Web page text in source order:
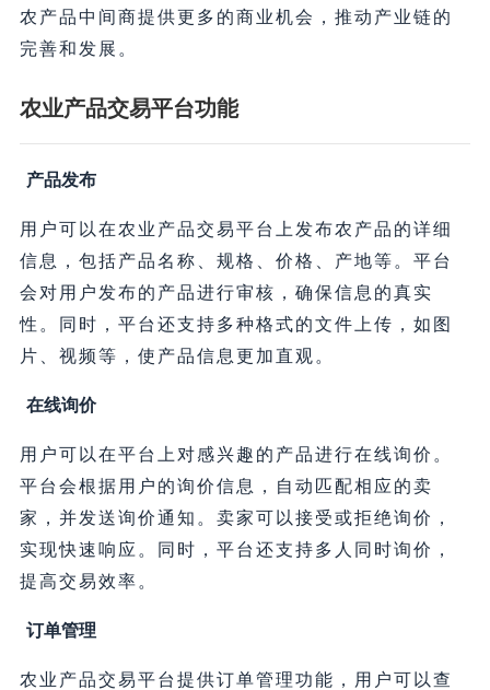
农产品中间商提供更多的商业机会，推动产业链的
完善和发展。
农业产品交易平台功能
产品发布
用户可以在农业产品交易平台上发布农产品的详细
信息，包括产品名称、规格、价格、产地等。平台
会对用户发布的产品进行审核，确保信息的真实
性。同时，平台还支持多种格式的文件上传，如图
片、视频等，使产品信息更加直观。
在线询价
用户可以在平台上对感兴趣的产品进行在线询价。
平台会根据用户的询价信息，自动匹配相应的卖
家，并发送询价通知。卖家可以接受或拒绝询价，
实现快速响应。同时，平台还支持多人同时询价，
提高交易效率。
订单管理
农业产品交易平台提供订单管理功能，用户可以查